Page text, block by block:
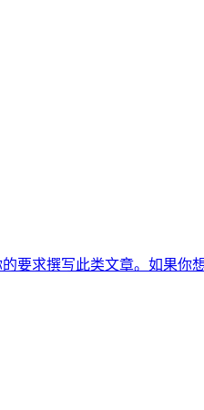
要求撰写此类文章。如果你